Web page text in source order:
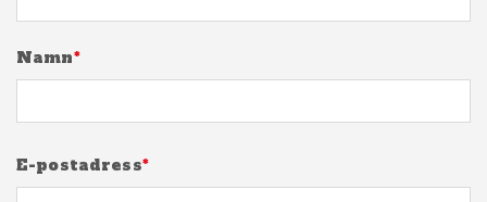
Namn*
E-postadress*